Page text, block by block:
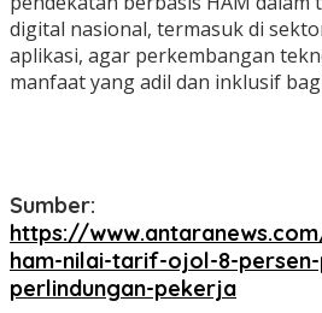
digital nasional, termasuk di
aplikasi, agar perkembangan
manfaat yang adil dan inklusif
Sumber:
https://
ham-nilai-tarif-ojol-8-
perlindungan-pekerja